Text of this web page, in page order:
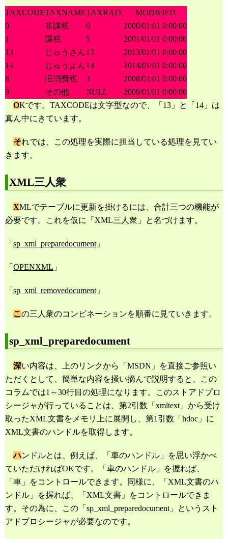
23
25
26
28
29
30
31
33
34
35
36
40
41
43
44
45
47
48
49
51
52
<val4>2014/01/01</val4>
/* XML文書のハンドルを取得 */
sp_xml_preparedocument @hdocoutput,@xmltext
INSERT INTO
TAX
SELECT
ox.val3, /* TAXRATE */
ox
FROM
val1 VARCHAR
WHERE
ox.val1NOT IN (SELECTTAXCODEFROMTAX)
/* XML文書を解放 */
EXEC sp_xml_removedocument@hdoc
/* 実行結果の確認 */
TAXCODETAXNAMETAXRATE
MODIFIED
0
非課税 0
2000/01/01 0:00:00
1
課税 5
2001/01/01 0:00:00
13
じゅうさん13
2013/01/01 0:00:00
14
じゅうよん14
2014/01/01 0:00:00
8
旧消費税 3
2008/01/01 0:00:00
9
その他 NULL
2009/01/01 0:00:00
OKです。TAXCODEは文字型なので、「13」と「14」は
真ん中にきています。
それでは、この処理を実際に担当している処理を見てい
きます。
XML三人衆
XMLでテーブルに更新を掛けるには、合計三つの機能が
必要です。これを仮に「XML三人衆」と名づけます。
「 sp_xml_preparedocument 」
「 OPENXML 」
「 sp_xml_removedocument 」
こ の三人衆のコンビネーションを順番に見ていきます。
sp_xml_preparedocument
深い内容は、上のリンクから「MSDN」を直接ご参照い
ただくとして、簡単な内容を掻い摘んで説明すると、この
コラムでは1～30行目の処理になります。このストアドプロ
シージャが行っていることは、第2引数「xmltext」から受け
取ったXML文書をメモリ上に展開し、第1引数「hdoc」に
XML文書のハンドルを取得します。
ハンドルとは、例えば、「車のハンドル」を思い浮かべ
ていただければOKです。「車のハンドル」を握れば、
「車」をコントロールできます。同様に、「XML文書のハ
ンドル」を握れば、「XML文書」をコントロールできま
す。その為に、この「sp_xml_preparedocument」というスト
アドプロシージャが必要なのです。